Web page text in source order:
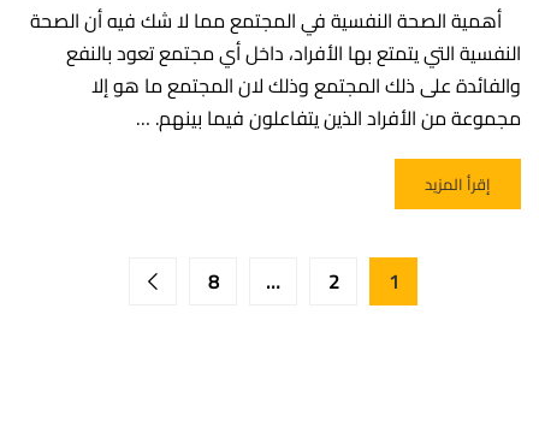
أهمية الصحة النفسية في المجتمع مما لا شك فيه أن الصحة
النفسية التي يتمتع بها الأفراد، داخل أي مجتمع تعود بالنفع
والفائدة على ذلك المجتمع وذلك لان المجتمع ما هو إلا
مجموعة من الأفراد الذين يتفاعلون فيما بينهم. …
READ MORE ABOUT أهمية الصحة النفسية في المجتمع
إقرأ المزيد
1
2
…
8